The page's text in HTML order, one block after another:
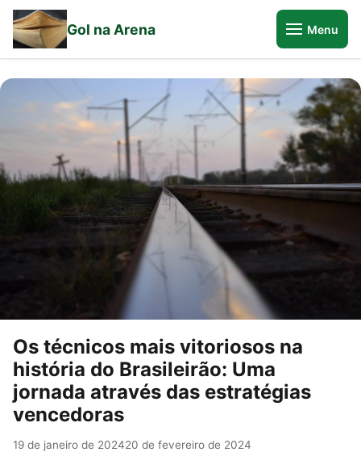
Gol na Arena Menu
Os técnicos mais vitoriosos na
história do Brasileirão: Uma
jornada através das estratégias
vencedoras
19 de janeiro de 202420 de fevereiro de 2024